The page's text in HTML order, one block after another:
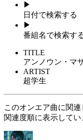
▶
日付で検索する
▶
番組名で検索す
TITLE
アンノウン・マ
ARTIST
超学生
このオンエア曲に関
関連度順に表示してい